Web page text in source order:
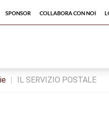
Sponsor Collabora con noi
| IL SERVIZIO POSTALE